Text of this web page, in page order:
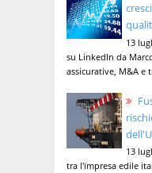
13
su LinkedIn da
assicurative, M&A e
13
tra l'impresa edile